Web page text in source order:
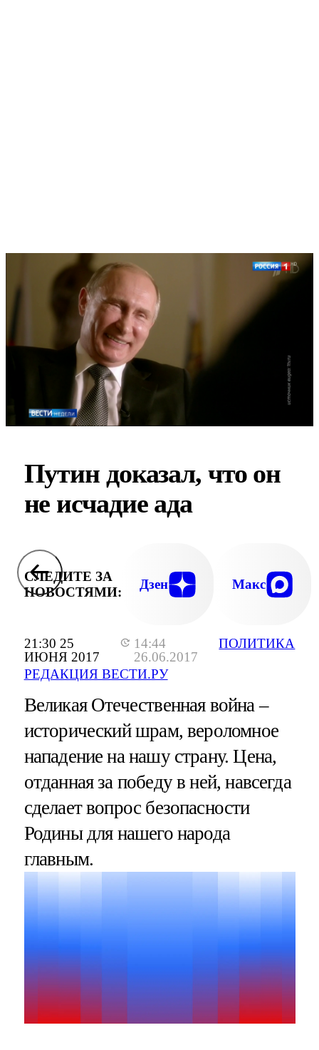
21:30 25
ИЮНЯ 2017
14:44
26.06.2017
РЕДАКЦИЯ ВЕСТИ.РУ
ПОЛИТИКА
Путин доказал, что он
не исчадие ада
СЛЕДИТЕ ЗА
НОВОСТЯМИ:
Дзен Макс
Великая Отечественная война –
исторический шрам, вероломное
нападение на нашу страну. Цена,
отданная за победу в ней, навсегда
сделает вопрос безопасности
Родины для нашего народа
главным.